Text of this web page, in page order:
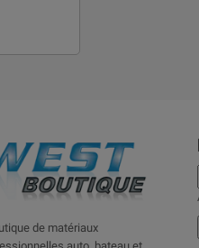
de matériaux